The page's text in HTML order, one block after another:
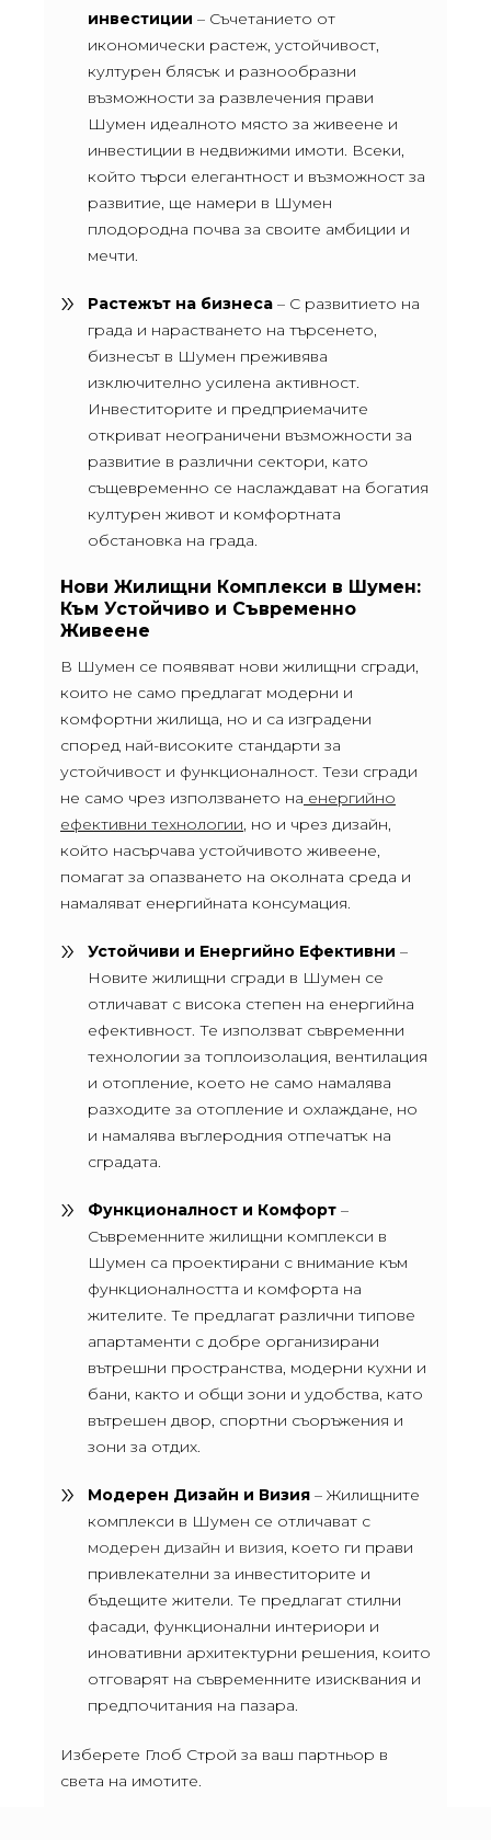
инвестиции – Съчетанието от
икономически растеж, устойчивост,
културен блясък и разнообразни
възможности за развлечения прави
Шумен идеалното място за живеене и
инвестиции в недвижими имоти. Всеки,
който търси елегантност и възможност за
развитие, ще намери в Шумен
плодородна почва за своите амбиции и
мечти.
Растежът на бизнеса – С развитието на
града и нарастването на търсенето,
бизнесът в Шумен преживява
изключително усилена активност.
Инвеститорите и предприемачите
откриват неограничени възможности за
развитие в различни сектори, като
същевременно се наслаждават на богатия
културен живот и комфортната
обстановка на града.
Нови Жилищни Комплекси в Шумен:
Към Устойчиво и Съвременно
Живеене
В Шумен се появяват нови жилищни сгради,
които не само предлагат модерни и
комфортни жилища, но и са изградени
според най-високите стандарти за
устойчивост и функционалност. Тези сгради
не само чрез използването на енергийно
ефективни технологии, но и чрез дизайн,
който насърчава устойчивото живеене,
помагат за опазването на околната среда и
намаляват енергийната консумация.
Устойчиви и Енергийно Ефективни –
Новите жилищни сгради в Шумен се
отличават с висока степен на енергийна
ефективност. Те използват съвременни
технологии за топлоизолация, вентилация
и отопление, което не само намалява
разходите за отопление и охлаждане, но
и намалява въглеродния отпечатък на
сградата.
Функционалност и Комфорт –
Съвременните жилищни комплекси в
Шумен са проектирани с внимание към
функционалността и комфорта на
жителите. Те предлагат различни типове
апартаменти с добре организирани
вътрешни пространства, модерни кухни и
бани, както и общи зони и удобства, като
вътрешен двор, спортни съоръжения и
зони за отдих.
Модерен Дизайн и Визия – Жилищните
комплекси в Шумен се отличават с
модерен дизайн и визия, което ги прави
привлекателни за инвеститорите и
бъдещите жители. Те предлагат стилни
фасади, функционални интериори и
иновативни архитектурни решения, които
отговарят на съвременните изисквания и
предпочитания на пазара.
Изберете Глоб Строй за ваш партньор в
света на имотите.